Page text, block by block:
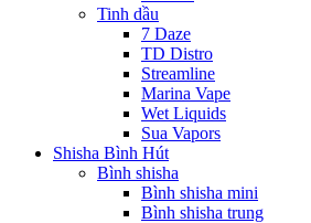
Tinh dầu
7 Daze
TD Distro
Streamline
Marina Vape
Wet Liquids
Sua Vapors
Shisha Bình Hút
Bình shisha
Bình shisha mini
Bình shisha trung